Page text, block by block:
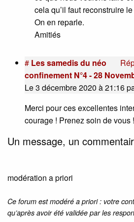
cela qu’il faut reconstruire
On en reparle.
Amitiés
# Les samedis du néo
confinement N°4 - 28
Le 3 décembre 2020 à 21:16
Merci pour ces excellentes
courage ! Prenez soin de vous
Un message, un
modération a priori
Ce forum est modéré a priori : votre
qu’après avoir été validée par les